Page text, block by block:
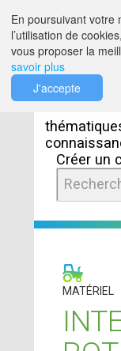
Créer un
MATÉRIEL
En poursuivant votre
l’utilisation de
vous proposer la
savoir plus
J'accepte